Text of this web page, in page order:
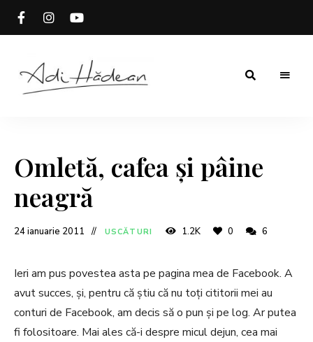
Omletă, cafea și pâine
neagră
24 ianuarie 2011 USCĂTURI 1.2K 0 6
Ieri am pus povestea asta pe pagina mea de Facebook. A
avut succes, și, pentru că știu că nu toți cititorii mei au
conturi de Facebook, am decis să o pun și pe log. Ar putea
fi folositoare. Mai ales că-i despre micul dejun, cea mai